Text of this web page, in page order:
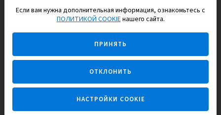
EUROPISOL 2002 S.L.
Строим и продаем дома
для счастливой жизни в Испании
Задайте вопрос
Если вам нужна дополнительная информация, ознакомьтесь с
ПОЛИТИКОЙ COOKIEнашего сайта.
ПРИНЯТЬ
ОТКЛОНИТЬ
НАСТРОЙКИ COOKIE